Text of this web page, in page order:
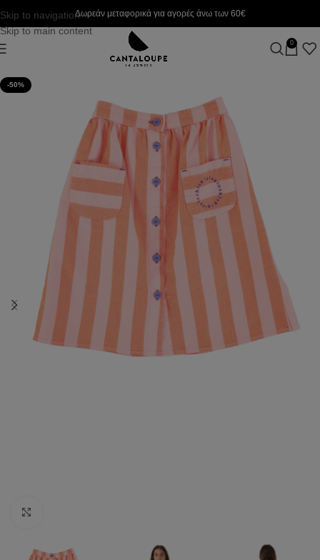
Skip to navigation
Skip to main content
Δωρεάν μεταφορικά για αγορές άνω των 60€
0
-50%